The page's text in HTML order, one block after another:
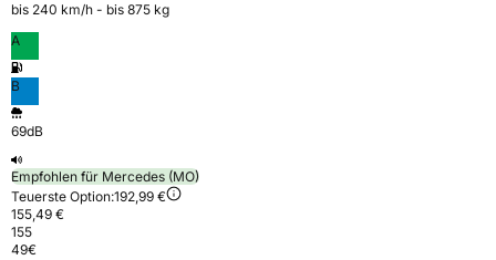
bis 240 km⁠/⁠h - bis 875 kg
A
B
69dB
Empfohlen für Mercedes (MO)
Teuerste Option:192,99 €
155,49 €
155
49€